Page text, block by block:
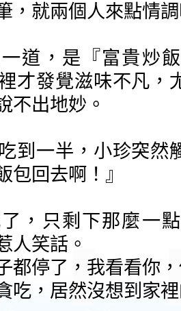
，就兩個人來點情
道，是『富貴炒
才發覺滋味不凡，
不出地妙。
吃到一半，小珍突
包回去啊！』
，只剩下那麼一
人笑話。
都停了，我看看你
吃，居然沒想到家